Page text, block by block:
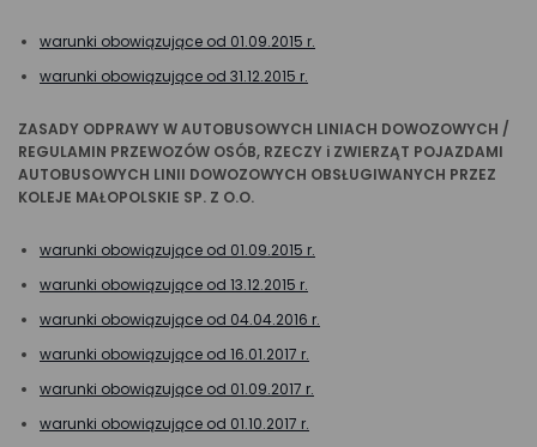
warunki obowiązujące od 01.09.2015 r.
warunki obowiązujące od 31.12.2015 r.
ZASADY ODPRAWY W AUTOBUSOWYCH LINIACH DOWOZOWYCH /
REGULAMIN PRZEWOZÓW OSÓB, RZECZY i ZWIERZĄT POJAZDAMI
AUTOBUSOWYCH LINII DOWOZOWYCH OBSŁUGIWANYCH PRZEZ
KOLEJE MAŁOPOLSKIE SP. Z O.O.
warunki obowiązujące od 01.09.2015 r.
warunki obowiązujące od 13.12.2015 r.
warunki obowiązujące od 04.04.2016 r.
warunki obowiązujące od 16.01.2017 r.
warunki obowiązujące od 01.09.2017 r.
warunki obowiązujące od 01.10.2017 r.